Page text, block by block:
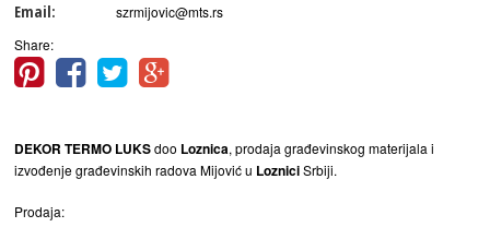
Email:
szrmijovic@mts.rs
Share:
DEKOR TERMO LUKSdoo Loznica, prodaja građevinskog materijala i
izvođenje građevinskih radova Mijović u LozniciSrbiji.
Prodaja: